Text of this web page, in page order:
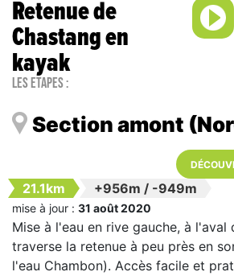
Retenue de
Chastang en
kayak
Les étapes :
Section amont
21.1km +956m / -949m
mise à jour : 31 août 2020
Mise à l'eau en rive gauche, à l'aval
traverse la retenue à peu près en
l'eau Chambon). Accès facile et